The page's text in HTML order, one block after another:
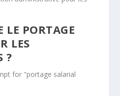
LE PORTAGE
LES
?